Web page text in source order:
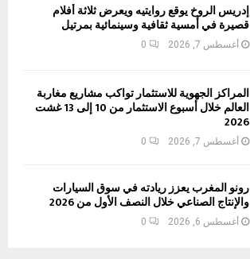
إدريس الروخ يوقع روايتيه ويعرض ثلاثة أفلام
قصيرة في أمسية ثقافية وسينمائية بمرتيل
أغسطس 7, 2026 0
المراكز الجهوية للاستثمار تواكب مشاريع مغاربة
العالم خلال أسبوع الاستثمار من 10 إلى 13 غشت
2026
أغسطس 7, 2026 0
رونو المغرب يعزز ريادته في سوق السيارات
والإنتاج الصناعي خلال النصف الأول من 2026
أغسطس 6, 2026 0